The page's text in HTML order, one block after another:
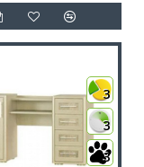
3
3
3